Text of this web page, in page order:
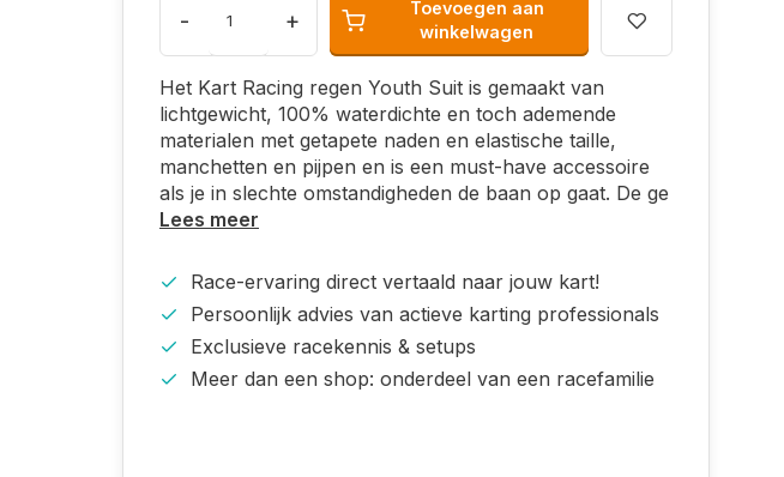
- +
Toevoegen aan
winkelwagen
Het Kart Racing regen Youth Suit is gemaakt van
lichtgewicht, 100% waterdichte en toch ademende
materialen met getapete naden en elastische taille,
manchetten en pijpen en is een must-have accessoire
als je in slechte omstandigheden de baan op gaat. De ge
Lees meer
Race-ervaring direct vertaald naar jouw kart!
Persoonlijk advies van actieve karting professionals
Exclusieve racekennis & setups
Meer dan een shop: onderdeel van een racefamilie